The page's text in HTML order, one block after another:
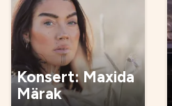
Konsert: Maxida
Märak